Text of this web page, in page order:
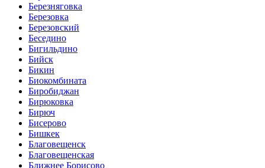
Березняговка
Березовка
Березовский
Беседино
Бигильдино
Бийск
Бикин
Биокомбината
Биробиджан
Бирюковка
Бирюч
Бисерово
Бишкек
Благовещенск
Благовещенская
Ближнее Борисово